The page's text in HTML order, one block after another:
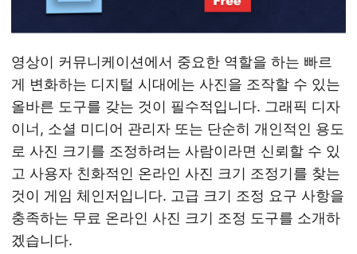
영상이 커뮤니케이션에서 중요한 역할을 하는 빠르
게 변화하는 디지털 시대에는 사진을 조작할 수 있는
올바른 도구를 갖는 것이 필수적입니다. 그래픽 디자
이너, 소셜 미디어 관리자 또는 단순히 개인적인 용도
로 사진 크기를 조정하려는 사람이라면 신뢰할 수 있
고 사용자 친화적인 온라인 사진 크기 조정기를 찾는
것이 게임 체인저입니다. 고급 크기 조정 요구 사항을
충족하는 무료 온라인 사진 크기 조정 도구를 소개하
겠습니다.